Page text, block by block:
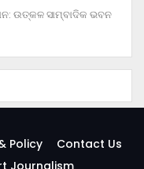
ଉତ୍କଳ ସାମ୍ବାଦିକ ଭବନ
Policy
Contact Us